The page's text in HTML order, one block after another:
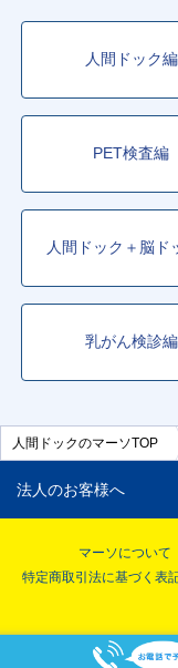
人間ドック編
PET検査編
人間ドック＋脳ド
乳がん検診編
人間ドックのマーソTOP
法人のお客様へ
マーソについて
特定商取引法に基づく表
©